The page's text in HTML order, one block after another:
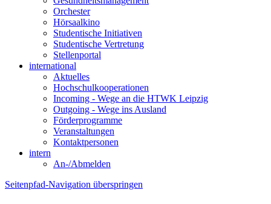
Orchester
Hörsaalkino
Studentische Initiativen
Studentische Vertretung
Stellenportal
international
Aktuelles
Hochschulkooperationen
Incoming - Wege an die HTWK Leipzig
Outgoing - Wege ins Ausland
Förderprogramme
Veranstaltungen
Kontaktpersonen
intern
An-/Abmelden
Seitenpfad-Navigation überspringen